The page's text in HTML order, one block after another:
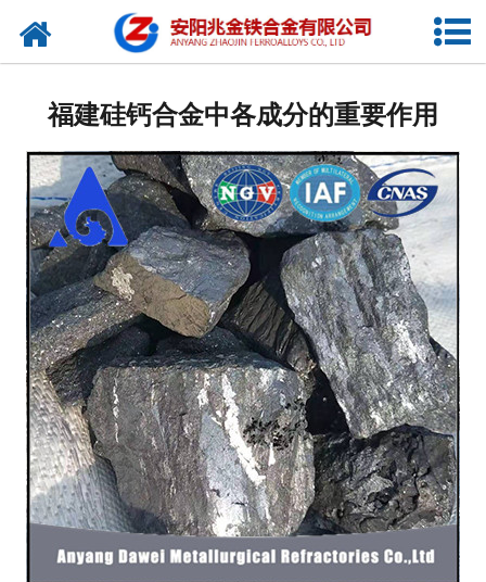
网站首页
产品中心
厂容厂貌
视频中心
联系我们
福建硅钙合金中各成分的重要作用